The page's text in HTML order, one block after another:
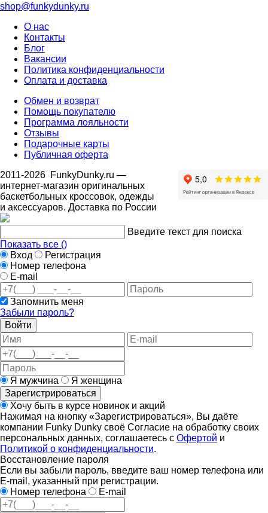
shop@funkydunky.ru
О нас
Контакты
Блог
Вакансии
Политика конфиденциальности
Оплата и доставка
Обмен и возврат
Помощь покупателю
Программа лояльности
Отзывы
Подарочные карты
Публичная оферта
2011-2026 FunkyDunky.ru —
интернет-магазин оригинальных
баскетбольных кроссовок, одежды
и аксессуаров. Доставка по России
Введите текст для поиска
Показать все ()
Вход
Регистрация
Номер телефона
E-mail
Запомнить меня
Забыли пароль?
Войти
Я мужчина
Я женщина
Зарегистрироваться
Хочу быть в курсе новинок и акций
Нажимая на кнопку «Зарегистрироваться», Вы даёте
компании Funky Dunky своё Согласие на обработку своих
персональных данных, соглашаетесь с Офертой и
Политикой о конфиденциальности.
Восстановление пароля
Если вы забыли пароль, введите ваш номер телефона или
E-mail, указанный при регистрации.
Номер телефона
E-mail